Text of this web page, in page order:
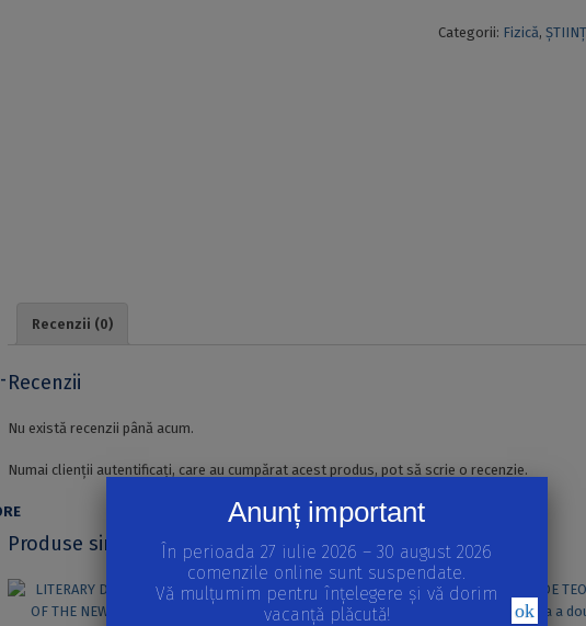
Categorii: Fizică,
Recenzii (0)
Recenzii
Nu există recenzii până acum.
Numai clienții autentificați, care au cumpărat acest produs, pot să scrie o recenzie.
Produse similare
Anunț important
În perioada 27 iulie 2026 – 30 august 2026
comenzile online sunt suspendate.
Vă mulțumim pentru înțelegere și vă dorim
vacanță plăcută!
ok